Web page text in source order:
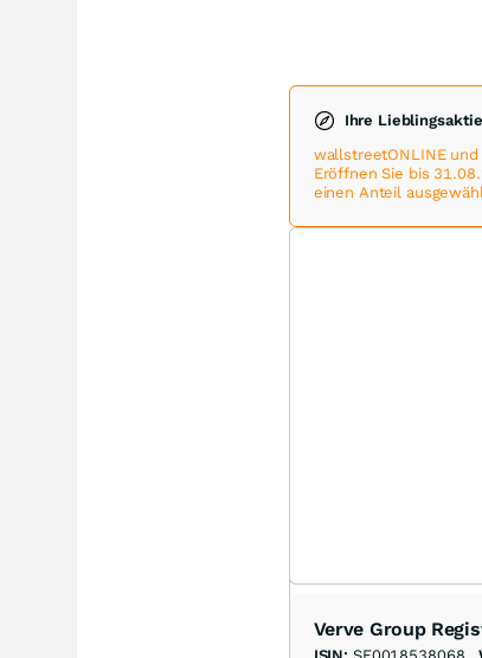
Ihre
wallstreetONLINE und
Eröffnen Sie bis
einen Anteil
Verve Group